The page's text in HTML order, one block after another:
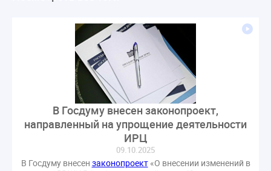
лицензирование
управляющие компании
МКД
Экспертное мнение
капремонт Вебинар
Комитет по строительству и ЖКХ
Малахов Конференция
Обсуждение
Пени за ЖКУ
Постановление Правительства РФ
ЖКУ
Новое качество
ОСС
Правила
ГОСТ
Постановление
Правительство РФ
В Госдуму внесен законопроект,
направленный на упрощение деятельности
ИРЦ
09.10.2025
В Госдуму внесен законопроект«О внесении изменений в